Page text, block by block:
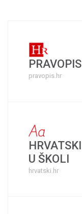
PRAVOPIS
pravopis.hr
HRVATSKI
U ŠKOLI
hrvatski.hr